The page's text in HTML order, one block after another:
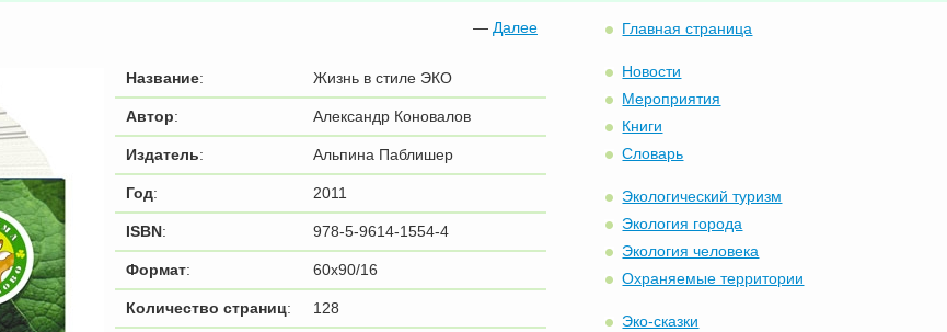
—Далее
Название: Жизнь в стиле ЭКО
Автор: Александр Коновалов
Издатель: Альпина Паблишер
Год: 2011
ISBN: 978-5-9614-1554-4
Формат: 60x90/16
Количество страниц: 128
Главная страница
Новости
Мероприятия
Книги
Словарь
Экологический туризм
Экология города
Экология человека
Охраняемые территории
Эко-сказки